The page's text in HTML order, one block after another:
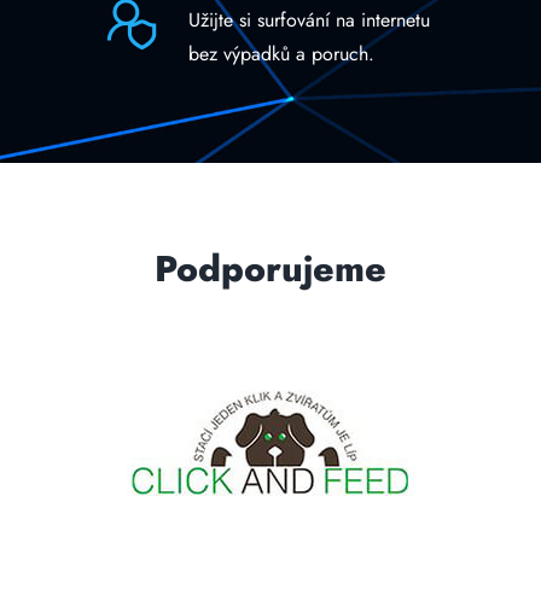
Užijte si surfování na internetu
bez výpadků a poruch.
Podporujeme